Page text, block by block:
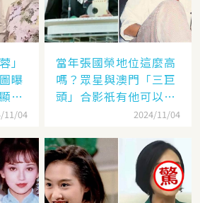
」
曝
網
11/04
當年張國榮地位這麼高
嗎？眾星與澳門「三巨
頭」合影祇有他可以
「坐著」，而且還是C
2024/11/04